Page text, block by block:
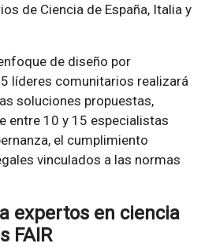
de Ciencia de España, Italia y
de diseño por
líderes comunitarios realizará
soluciones propuestas,
entre 10 y 15 especialistas
el cumplimiento
vinculados a las normas
expertos en ciencia
FAIR